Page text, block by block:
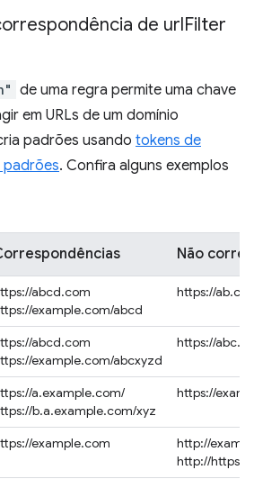
de urlFilter
de uma regra permite uma chave
em URLs de um domínio
padrões usando tokens de
. Confira alguns exemplos
Não
abcd.com
example.com/abcd
https://
abcd.com
example.com/abcxyzd
https://
a.example.com/
b.a.example.com/xyz
https://
example.com
http://
http://